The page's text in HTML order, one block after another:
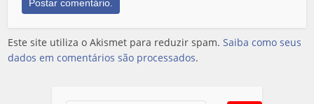
Este site utiliza o Akismet para reduzir spam.Saiba como seus
dados em comentários são processados.